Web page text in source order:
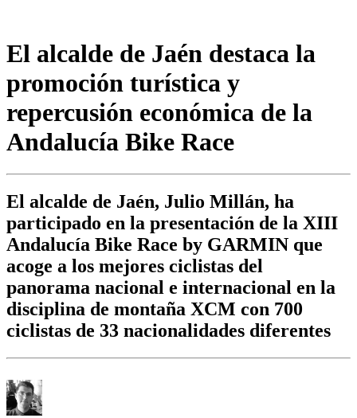
El alcalde de Jaén destaca la
promoción turística y
repercusión económica de la
Andalucía Bike Race
El alcalde de Jaén, Julio Millán, ha
participado en la presentación de la XIII
Andalucía Bike Race by GARMIN que
acoge a los mejores ciclistas del
panorama nacional e internacional en la
disciplina de montaña XCM con 700
ciclistas de 33 nacionalidades diferentes